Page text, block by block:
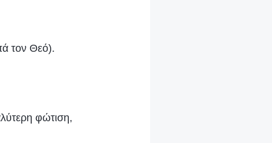
τον Θεό).
φώτιση,